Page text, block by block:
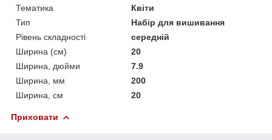
Тематика
Квіти
Тип
Набір для вишивання
Рівень складності
середній
Ширина (см)
20
Ширина, дюйми
7.9
Ширина, мм
200
Ширина, см
20
Приховати